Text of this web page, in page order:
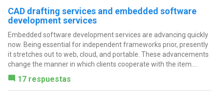
CAD drafting services and embedded software
development services
Embedded software development services are advancing quickly
now. Being essential for independent frameworks prior, presently
it stretches out to web, cloud, and portable. These advancements
change the manner in which clients cooperate with the item....
17 respuestas